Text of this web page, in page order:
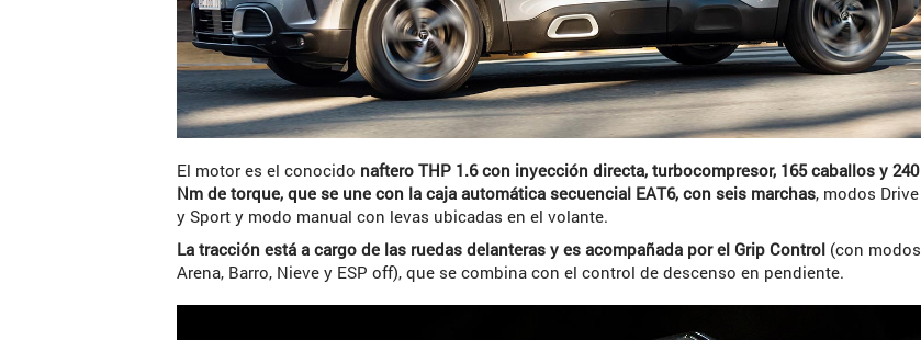
El motor es el conocido naftero THP 1.6 con inyección directa, turbocompresor, 165 caballos y 240
Nm de torque, que se une con la caja automática secuencial EAT6, con seis marchas, modos Drive
y Sport y modo manual con levas ubicadas en el volante.
La tracción está a cargo de las ruedas delanteras y es acompañada por el Grip Control (con modos
Arena, Barro, Nieve y ESP off), que se combina con el control de descenso en pendiente.